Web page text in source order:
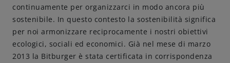
Gusto
Share & Pair
continuamente per organizzarci in modo ancora più
sostenibile. In questo contesto la sostenibilità significa
per noi armonizzare reciprocamente i nostri obiettivi
ecologici, sociali ed economici. Già nel mese di marzo
2013 la Bitburger è stata certificata in corrispondenza